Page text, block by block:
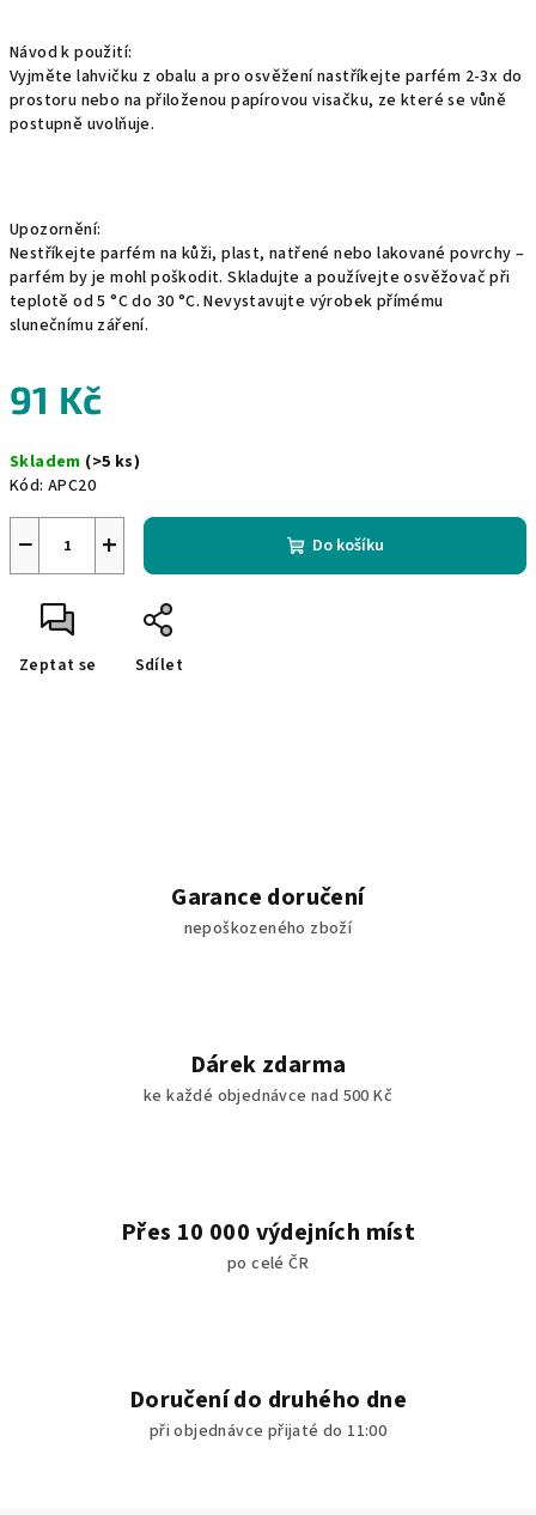
Návod k použití:
Vyjměte lahvičku z obalu a pro osvěžení nastříkejte parfém 2-3x do
prostoru nebo na přiloženou papírovou visačku, ze které se vůně
postupně uvolňuje.
Upozornění:
Nestříkejte parfém na kůži, plast, natřené nebo lakované povrchy –
parfém by je mohl poškodit. Skladujte a používejte osvěžovač při
teplotě od 5 °C do 30 °C. Nevystavujte výrobek přímému
slunečnímu záření.
91 Kč
cena:
Skladem (>5 ks)
Kód: APC20
+
− Do košíku
Zeptat se Sdílet
Garance doručení
nepoškozeného zboží
Dárek zdarma
ke každé objednávce nad 500 Kč
Přes 10 000 výdejních míst
po celé ČR
Doručení do druhého dne
při objednávce přijaté do 11:00